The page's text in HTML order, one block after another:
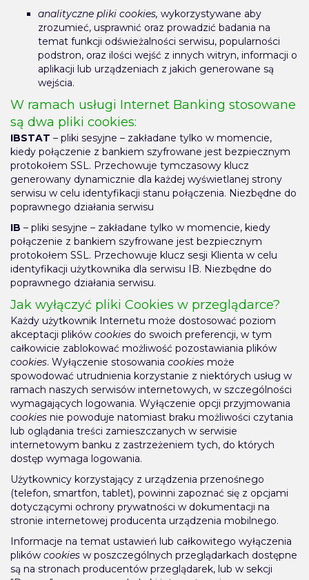
analityczne pliki cookies, wykorzystywane aby
zrozumieć, usprawnić oraz prowadzić badania na
temat funkcji odświeżalności serwisu, popularności
podstron, oraz ilości wejść z innych witryn, informacji o
aplikacji lub urządzeniach z jakich generowane są
wejścia.
W ramach usługi Internet Banking stosowane
są dwa pliki cookies:
IBSTAT – pliki sesyjne – zakładane tylko w momencie,
kiedy połączenie z bankiem szyfrowane jest bezpiecznym
protokołem SSL. Przechowuje tymczasowy klucz
generowany dynamicznie dla każdej wyświetlanej strony
serwisu w celu identyfikacji stanu połączenia. Niezbędne do
poprawnego działania serwisu
IB – pliki sesyjne – zakładane tylko w momencie, kiedy
połączenie z bankiem szyfrowane jest bezpiecznym
protokołem SSL. Przechowuje klucz sesji Klienta w celu
identyfikacji użytkownika dla serwisu IB. Niezbędne do
poprawnego działania serwisu.
Jak wyłączyć pliki Cookies w przeglądarce?
Każdy użytkownik Internetu może dostosować poziom
akceptacji plików cookies do swoich preferencji, w tym
całkowicie zablokować możliwość pozostawiania plików
cookies. Wyłączenie stosowania cookies może
spowodować utrudnienia korzystanie z niektórych usług w
ramach naszych serwisów internetowych, w szczególności
wymagających logowania. Wyłączenie opcji przyjmowania
cookies nie powoduje natomiast braku możliwości czytania
lub oglądania treści zamieszczanych w serwisie
internetowym banku z zastrzeżeniem tych, do których
dostęp wymaga logowania.
Użytkownicy korzystający z urządzenia przenośnego
(telefon, smartfon, tablet), powinni zapoznać się z opcjami
dotyczącymi ochrony prywatności w dokumentacji na
stronie internetowej producenta urządzenia mobilnego.
Informacje na temat ustawień lub całkowitego wyłączenia
plików cookies w poszczególnych przeglądarkach dostępne
są na stronach producentów przeglądarek, lub w sekcji